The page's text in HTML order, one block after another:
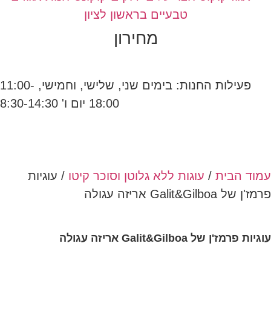
מחירון
פעילות החנות: בימים שני, שלישי, וחמישי, 11:00-
18:00 יום ו' 8:30-14:30
עמוד הבית / עוגות ללא גלוטן וסוכר קיטו / עוגיות
פרמז'ן של Galit&Gilboa אריזה עגולה
עוגיות פרמז'ן של Galit&Gilboa אריזה עגולה